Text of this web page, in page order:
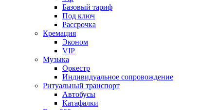
Базовый тариф
Под ключ
Рассрочка
Кремация
Эконом
VIP
Музыка
Оркестр
Индивидуальное сопровождение
Ритуальный транспорт
Автобусы
Катафалки